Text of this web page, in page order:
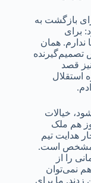
بازگشت به
برای
ندارم. همان
تصمیم‌گیرنده
قصد
استقلال
خیالات
هم ملک
هدایت تیم
مشخص است.
را از
نمی‌توان
ما برای